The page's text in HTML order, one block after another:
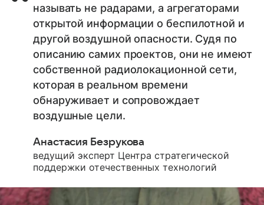
называть не радарами, а агрегаторами
открытой информации о беспилотной и
другой воздушной опасности. Судя по
описанию самих проектов, они не имеют
собственной радиолокационной сети,
которая в реальном времени
обнаруживает и сопровождает
воздушные цели.
Анастасия Безрукова
ведущий эксперт Центра стратегической
поддержки отечественных технологий